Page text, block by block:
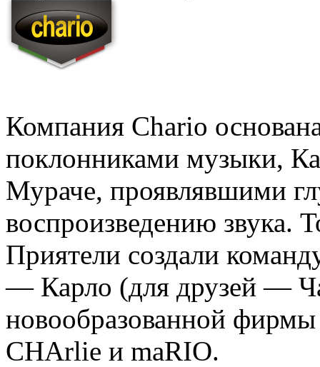
Компания Chario
поклонниками музыки,
Мураче, проявлявшими
воспроизведению звука.
Приятели создали
— Карло (для друзей —
новообразованной
CHArlie и maRIO.